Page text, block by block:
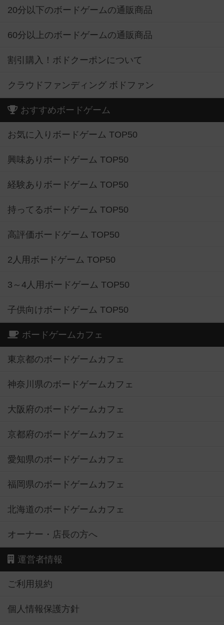
20分以下のボードゲームの通販商品
60分以上のボードゲームの通販商品
割引購入！ボドクーポンについて
クラウドファンディング ボドファン
おすすめボードゲーム
お気に入りボードゲーム TOP50
興味ありボードゲーム TOP50
経験ありボードゲーム TOP50
持ってるボードゲーム TOP50
高評価ボードゲーム TOP50
2人用ボードゲーム TOP50
3～4人用ボードゲーム TOP50
子供向けボードゲーム TOP50
ボードゲームカフェ
東京都のボードゲームカフェ
神奈川県のボードゲームカフェ
大阪府のボードゲームカフェ
京都府のボードゲームカフェ
愛知県のボードゲームカフェ
福岡県のボードゲームカフェ
北海道のボードゲームカフェ
オーナー・店長の方へ
運営者情報
ご利用規約
個人情報保護方針